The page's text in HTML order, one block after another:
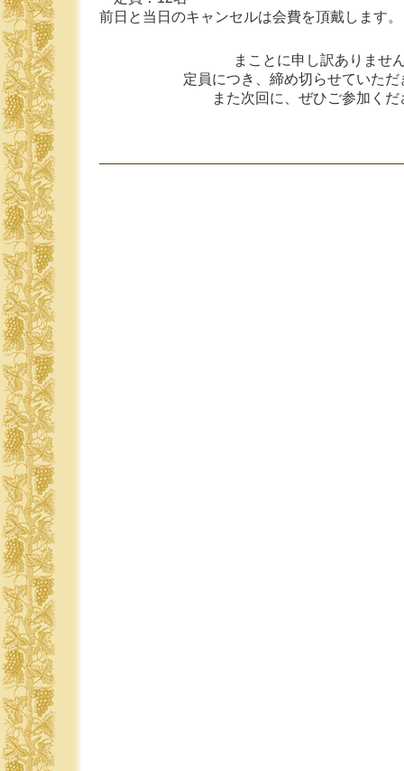
前日と当日のキャンセルは会費を頂戴します。
まことに申し訳ありませ
定員につき、締め切らせていた
また次回に、ぜひご参加くだ